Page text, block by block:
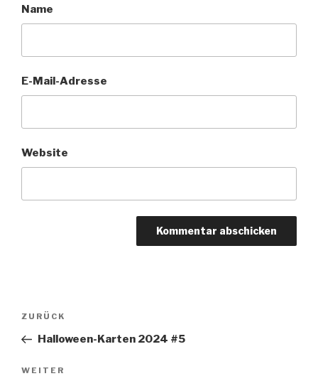
Name
E-Mail-Adresse
Website
Beitragsnavigation
Vorheriger
Beitrag
ZURÜCK
Halloween-Karten 2024 #5
Nächster
WEITER